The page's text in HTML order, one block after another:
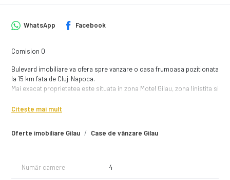
Oferte imobiliare Gilau Case de vânzare Gilau
WhatsApp Facebook
Comision 0
Bulevard imobiliare va ofera spre vanzare o casa frumoasa pozitionata
la 15 km fata de Cluj-Napoca.
Mai exacat proprietatea este situata in zona Motel Gilau, zona linistita si
inca 23 mp si terasa neacoperita 22 mp.
-Parter; living impreuna cu bucataria (posibilitate de separare), camara,
Citește mai mult
Număr camere 4